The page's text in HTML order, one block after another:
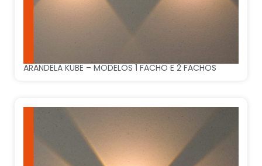
ARANDELA KUBE – MODELOS 1 FACHO E 2 FACHOS